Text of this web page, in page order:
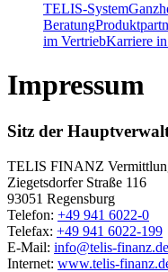
TELIS-System
Beratung
im VertriebKarriere
Impressum
Sitz der
TELIS FINANZ
Ziegetsdorfer Straße 116
93051 Regensburg
Telefon: +49 941 6022-0
Telefax: +49 941 6022-199
E-Mail: info@telis-finanz.de
Internet: www.telis-